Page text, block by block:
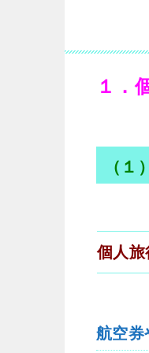
１．
（１
個人旅
航空券